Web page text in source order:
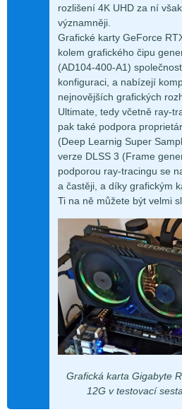
rozlišení 4K UHD za ní
významněji.
Grafické karty GeForce
kolem grafického čipu
(AD104-400-A1)
konfiguraci, a nabízejí
nejnovějších grafických
Ultimate, tedy včetně ray-
pak také podpora
(Deep Learnig Super
verze DLSS 3 (Frame
podporou ray-tracingu se
a častěji, a díky grafickým
Ti na ně můžete být velmi
Grafická karta Gigabyte
12G v testovací